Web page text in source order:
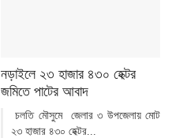
নড়াইলে ২৩ হাজার ৪৩০ হেক্টর
জমিতে পাটের আবাদ
চলতি মৌসুমে জেলার ৩ উপজেলায় মোট
২৩ হাজার ৪৩০ হেক্টর...